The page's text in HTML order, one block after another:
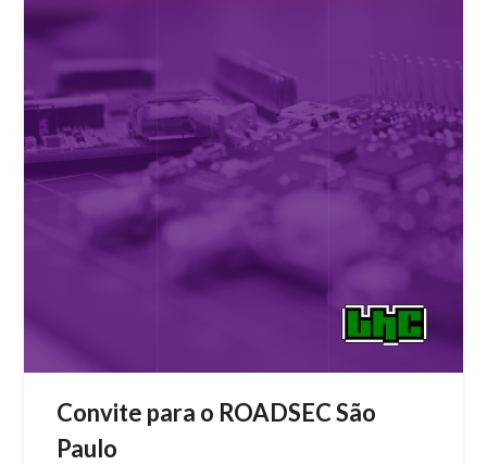
Convite para o ROADSEC São
Paulo